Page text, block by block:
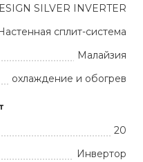
SILVER INVERTER
сплит-система
Малайзия
охлаждение и обогрев
20
Инвертор